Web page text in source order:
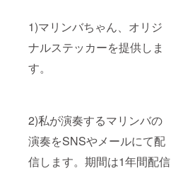
1)マリンバちゃん、オリジ
ナルステッカーを提供しま
す。
2)私が演奏するマリンバの
演奏をSNSやメールにて配
信します。期間は1年間配信